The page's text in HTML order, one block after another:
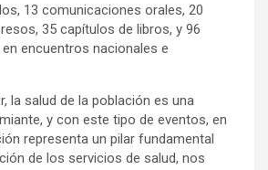
13 comunicaciones orales, 20
35 capítulos de libros, y 96
encuentros nacionales e
la salud de la población es una
y con este tipo de eventos, en
representa un pilar fundamental
de los servicios de salud, nos